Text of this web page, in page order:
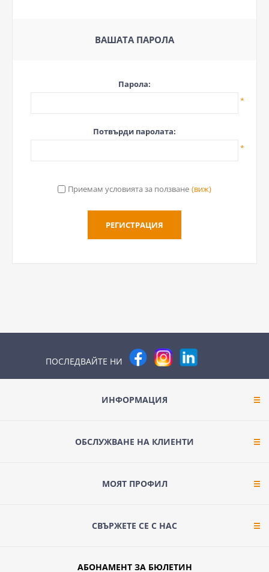
ВАШАТА ПАРОЛА
Парола:
*
Потвърди паролата:
*
Приемам условията за ползване (виж)
ПОСЛЕДВАЙТЕ НИ
ИНФОРМАЦИЯ
ОБСЛУЖВАНЕ НА КЛИЕНТИ
МОЯТ ПРОФИЛ
СВЪРЖЕТЕ СЕ С НАС
АБОНАМЕНТ ЗА БЮЛЕТИН